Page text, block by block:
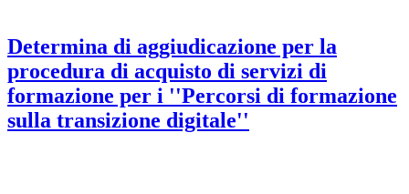
Determina di aggiudicazione per la
procedura di acquisto di servizi di
formazione per i ''Percorsi di formazione
sulla transizione digitale''